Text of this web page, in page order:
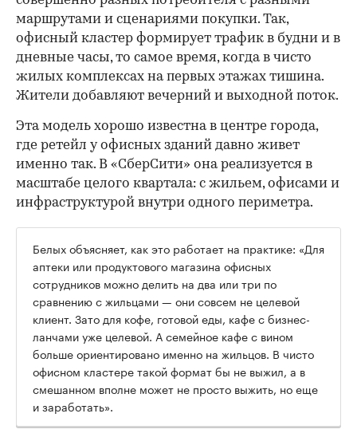
маршрутами и сценариями покупки. Так,
офисный кластер формирует трафик в будни и в
дневные часы, то самое время, когда в чисто
жилых комплексах на первых этажах тишина.
Жители добавляют вечерний и выходной поток.
Эта модель хорошо известна в центре города,
где ретейл у офисных зданий давно живет
именно так. В «СберСити» она реализуется в
масштабе целого квартала: с жильем, офисами и
инфраструктурой внутри одного периметра.
Белых объясняет, как это работает на практике: «Для
аптеки или продуктового магазина офисных
сотрудников можно делить на два или три по
сравнению с жильцами — они совсем не целевой
клиент. Зато для кофе, готовой еды, кафе с бизнес-
ланчами уже целевой. А семейное кафе с вином
больше ориентировано именно на жильцов. В чисто
офисном кластере такой формат бы не выжил, а в
смешанном вполне может не просто выжить, но еще
и заработать».